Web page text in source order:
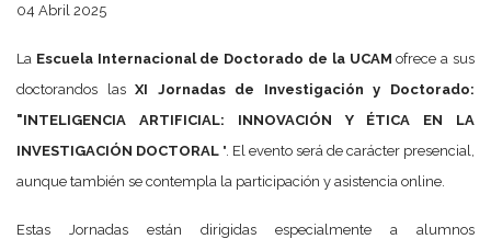
04 Abril 2025
La Escuela Internacional de Doctorado de la UCAM ofrece a sus
doctorandos lasXI Jornadas de Investigación y Doctorado:
"INTELIGENCIA ARTIFICIAL: INNOVACIÓN Y ÉTICA EN LA
INVESTIGACIÓN DOCTORAL ". El evento será de carácter presencial,
aunque también se contempla la participación y asistencia online.
Estas Jornadas están dirigidas especialmente a alumnos